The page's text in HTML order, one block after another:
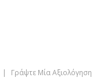
Γράψτε Μία Αξιολόγηση